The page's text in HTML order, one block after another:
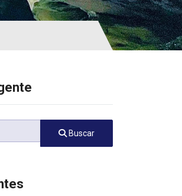
Buscar